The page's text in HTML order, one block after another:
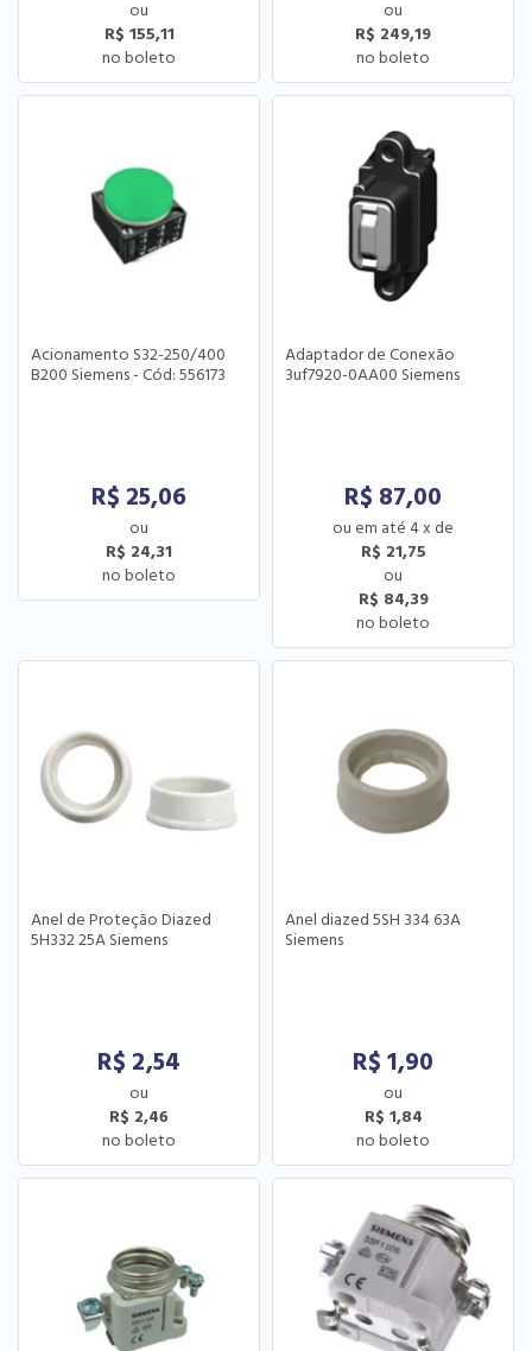
R$ 155,11
R$ 249,19
Acionamento S32-250/400
B200 Siemens - Cód: 556173
R$ 25,06
R$ 24,31
Adaptador de Conexão
3uf7920-0AA00 Siemens
R$ 87,00
4x de
R$ 21,75
R$ 84,39
Anel de Proteção Diazed
5H332 25A Siemens
R$ 2,54
R$ 2,46
Anel diazed 5SH 334 63A
Siemens
R$ 1,90
R$ 1,84